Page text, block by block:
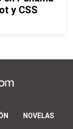
y CSS
NOVELAS